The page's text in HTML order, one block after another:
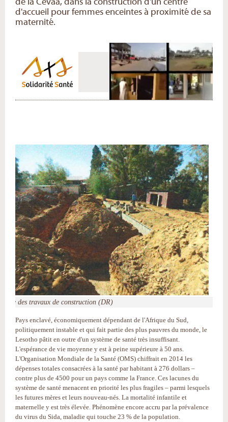
de la Cevaa, dans la construction d'un centre
d'accueil pour femmes enceintes à proximité de sa
maternité.
Vue des travaux de construction (DR)
Pays enclavé, économiquement dépendant de l'Afrique du Sud,
politiquement instable et qui fait partie des plus pauvres du monde, le
Lesotho pâtit en outre d'un système de santé très insuffisant.
L'espérance de vie moyenne y est à peine supérieure à 50 ans.
L'Organisation Mondiale de la Santé (OMS) chiffrait en 2014 les
dépenses totales consacrées à la santé par habitant à 276 dollars –
contre plus de 4500 pour un pays comme la France. Ces lacunes du
système de santé menacent en priorité les plus fragiles – parmi lesquels
les futures mères et leurs nouveau-nés. La mortalité infantile et
maternelle y est très élevée. Phénomène encore accru par la prévalence
du virus du Sida, maladie qui touche 23 % de la population.